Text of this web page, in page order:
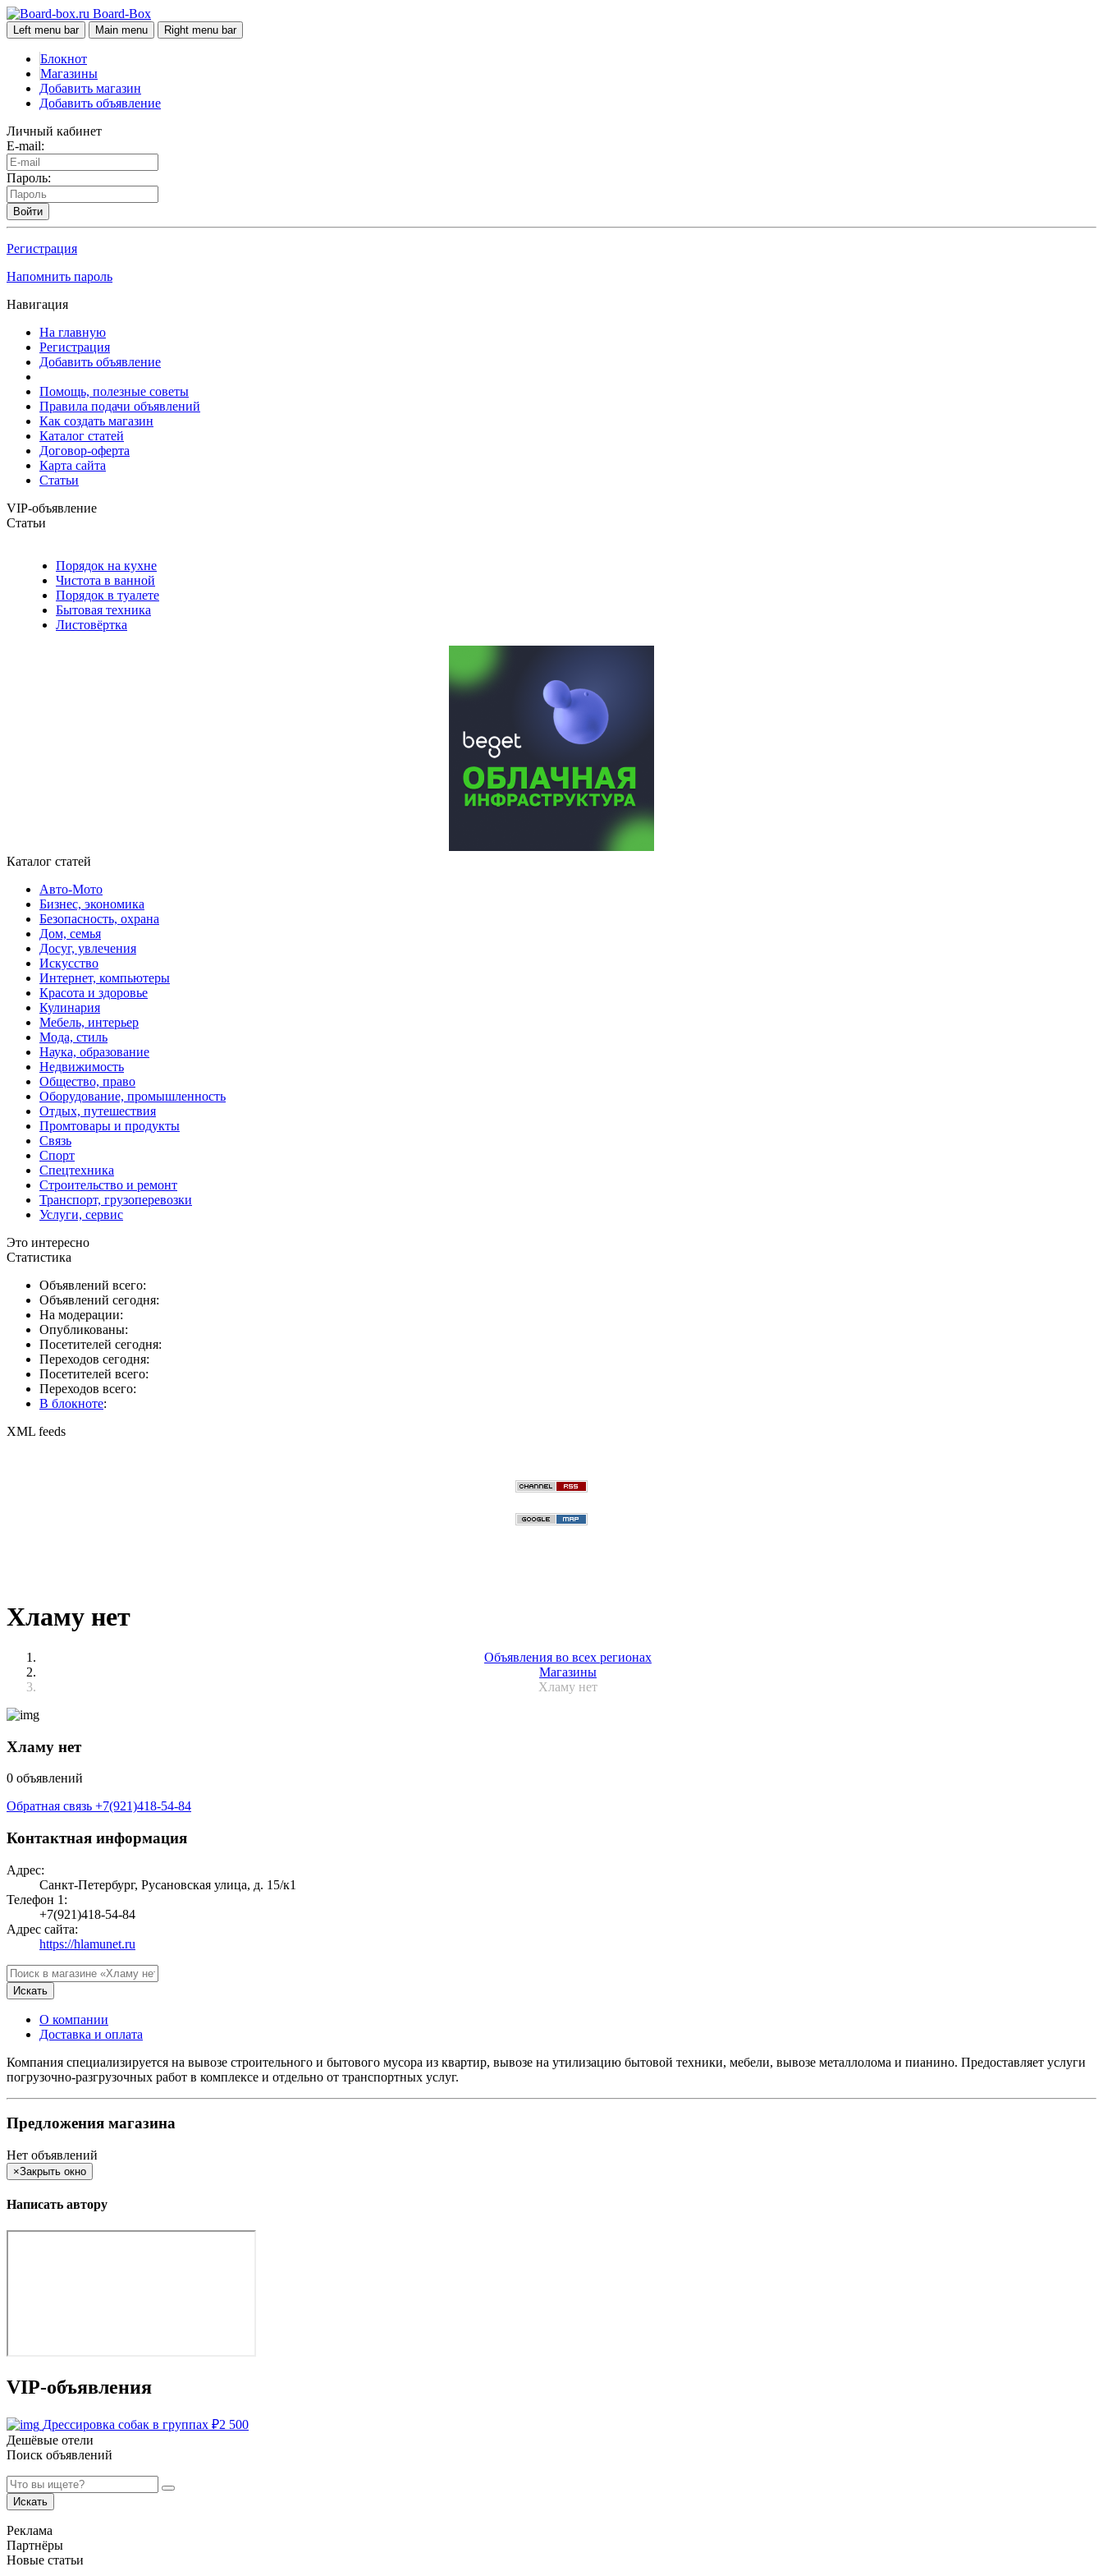
Board-Box
Left menu bar Main menu Right menu bar
Блокнот
Магазины
Добавить магазин
Добавить объявление
Личный кабинет
E-mail:
Пароль:
Войти
Регистрация
Напомнить пароль
Навигация
На главную
Регистрация
Добавить объявление
Помощь, полезные советы
Правила подачи объявлений
Как создать магазин
Каталог статей
Договор-оферта
Карта сайта
Статьи
VIP-объявление
Статьи
Порядок на кухне
Чистота в ванной
Порядок в туалете
Бытовая техника
Листовёртка
Каталог статей
Авто-Мото
Бизнес, экономика
Безопасность, охрана
Дом, семья
Досуг, увлечения
Искусство
Интернет, компьютеры
Красота и здоровье
Кулинария
Мебель, интерьер
Мода, стиль
Наука, образование
Недвижимость
Общество, право
Оборудование, промышленность
Отдых, путешествия
Промтовары и продукты
Связь
Спорт
Спецтехника
Строительство и ремонт
Транспорт, грузоперевозки
Услуги, сервис
Это интересно
Статистика
Объявлений всего:
Объявлений сегодня:
На модерации:
Опубликованы:
Посетителей сегодня:
Переходов сегодня:
Посетителей всего:
Переходов всего:
В блокноте:
XML feeds
Хламу нет
Объявления во всех регионах
Магазины
Хламу нет
Хламу нет
0 объявлений
Обратная связь +7(921)418-54-84
Контактная информация
Адрес:
Санкт-Петербург, Русановская улица, д. 15/к1
Телефон 1:
+7(921)418-54-84
Адрес сайта:
https://hlamunet.ru
Искать
О компании
Доставка и оплата
Компания специализируется на вывозе строительного и бытового мусора из квартир, вывозе на утилизацию бытовой техники, мебели, вывозе металлолома и пианино. Предоставляет услуги
погрузочно-разгрузочных работ в комплексе и отдельно от транспортных услуг.
Предложения магазина
Нет объявлений
×Закрыть окно
Написать автору
VIP-объявления
Дрессировка собак в группах ₽2 500
Дешёвые отели
Поиск объявлений
Искать
Реклама
Партнёры
Новые статьи